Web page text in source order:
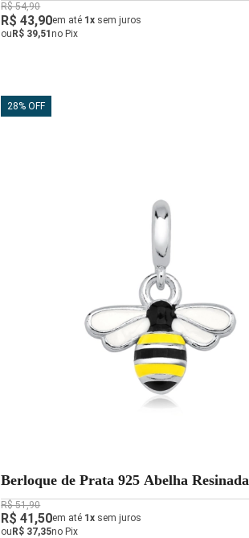
R$ 54,90
R$ 43,90em até 1x sem juros
ouR$ 39,51no Pix
28% OFF
Berloque de Prata 925 Abelha Resinada
R$ 51,90
R$ 41,50em até 1x sem juros
ou R$ 37,35no Pix